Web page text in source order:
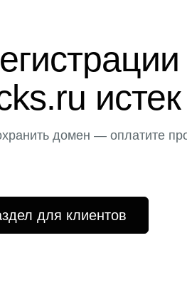
истек
домен — оплатите
для клиентов